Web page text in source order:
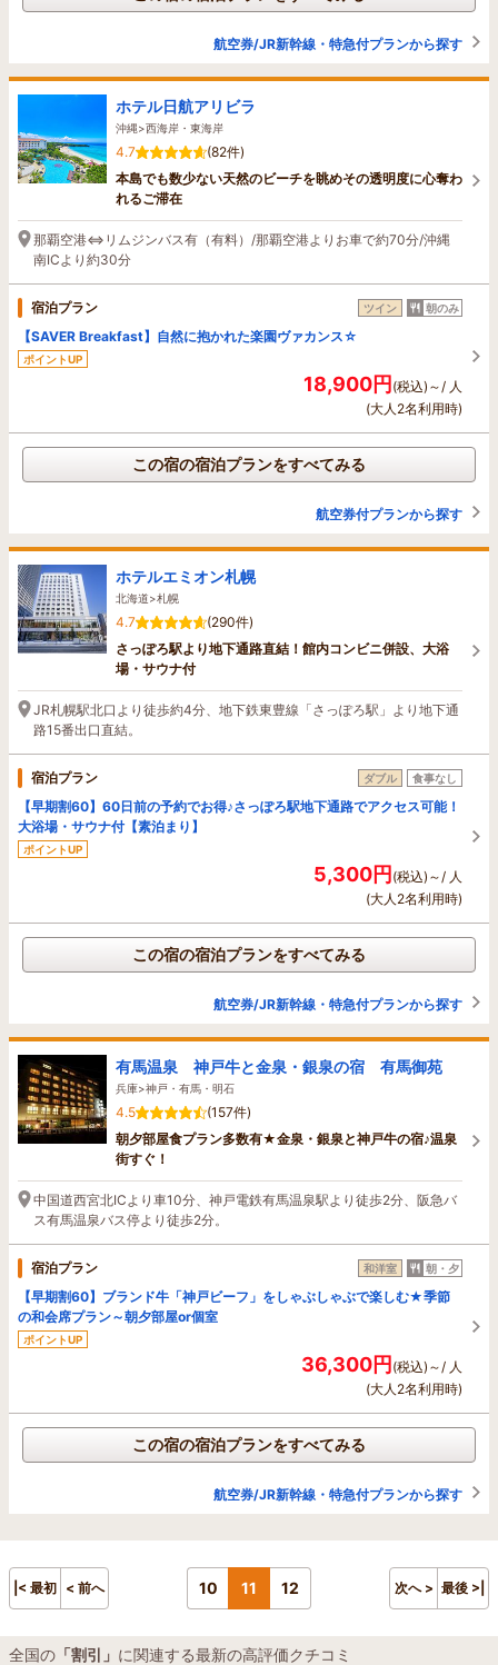
航空券/JR新幹線・特急付プランから探す
ホテル日航アリビラ
沖縄>西海岸・東海岸
4.7
(82件)
本島でも数少ない天然のビーチを眺めその透明度に心奪わ
れるご滞在
那覇空港⇔リムジンバス有（有料）/那覇空港よりお車で約70分/沖縄
南ICより約30分
宿泊プラン ツイン 朝のみ
【SAVER Breakfast】自然に抱かれた楽園ヴァカンス☆
ポイントUP
18,900円(税込)～/ 人
(大人2名利用時)
この宿の宿泊プランをすべてみる
航空券付プランから探す
ホテルエミオン札幌
北海道>札幌
4.7
(290件)
さっぽろ駅より地下通路直結！館内コンビニ併設、大浴
場・サウナ付
JR札幌駅北口より徒歩約4分、地下鉄東豊線「さっぽろ駅」より地下通
路15番出口直結。
宿泊プラン ダブル 食事なし
【早期割60】60日前の予約でお得♪さっぽろ駅地下通路でアクセス可能！
大浴場・サウナ付【素泊まり】
ポイントUP
5,300円(税込)～/ 人
(大人2名利用時)
この宿の宿泊プランをすべてみる
航空券/JR新幹線・特急付プランから探す
有馬温泉 神戸牛と金泉・銀泉の宿 有馬御苑
兵庫>神戸・有馬・明石
4.5
(157件)
朝夕部屋食プラン多数有★金泉・銀泉と神戸牛の宿♪温泉
街すぐ！
中国道西宮北ICより車10分、神戸電鉄有馬温泉駅より徒歩2分、阪急バ
ス有馬温泉バス停より徒歩2分。
宿泊プラン 和洋室 朝・夕
【早期割60】ブランド牛「神戸ビーフ」をしゃぶしゃぶで楽しむ★季節
の和会席プラン～朝夕部屋or個室
ポイントUP
36,300円(税込)～/ 人
(大人2名利用時)
この宿の宿泊プランをすべてみる
航空券/JR新幹線・特急付プランから探す
|< 最初 < 前へ 10 11 12 次へ > 最後 >|
全国の 「割引」 に関連する最新の高評価クチコミ